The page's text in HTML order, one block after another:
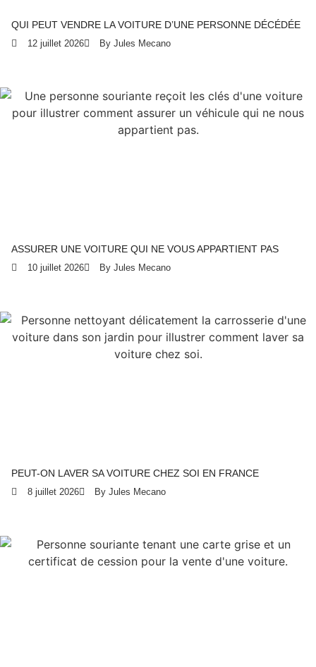
QUI PEUT VENDRE LA VOITURE D’UNE PERSONNE DÉCÉDÉE
12 juillet 2026 By Jules Mecano
ASSURER UNE VOITURE QUI NE VOUS APPARTIENT PAS
10 juillet 2026 By Jules Mecano
PEUT-ON LAVER SA VOITURE CHEZ SOI EN FRANCE
8 juillet 2026 By Jules Mecano